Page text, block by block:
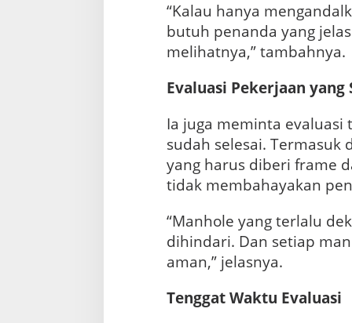
“Kalau hanya
butuh penanda yang
melihatnya,” tambahnya.
Evaluasi Pekerjaan yang
Ia juga meminta
sudah selesai. Termasuk
yang harus diberi frame
tidak membahayakan
“Manhole yang terlalu
dihindari. Dan setiap
aman,” jelasnya.
Tenggat Waktu Evaluasi